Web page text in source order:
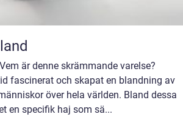
är denne skrämmande varelse?
fascinerat och skapat en blandning av
över hela världen. Bland dessa
en specifik haj som sä...